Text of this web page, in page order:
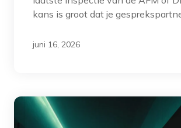
kans is groot dat je
juni 16, 2026